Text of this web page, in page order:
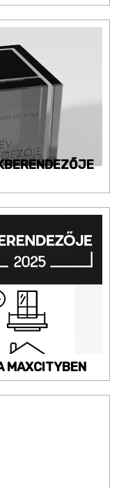
MAXCITYBEN